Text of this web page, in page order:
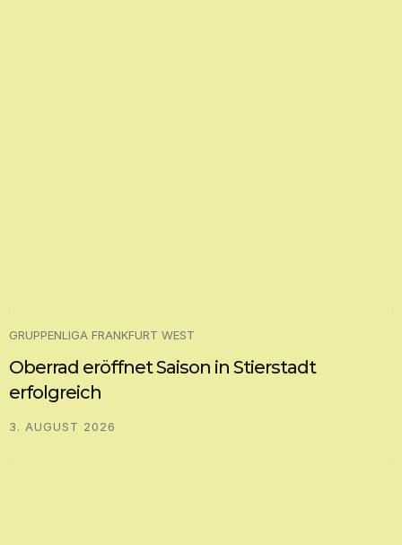
GRUPPENLIGA FRANKFURT WEST
Oberrad eröffnet Saison in Stierstadt
erfolgreich
3. AUGUST 2026